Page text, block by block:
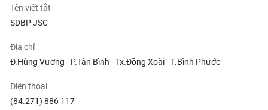
Tên viết tắt
SDBP JSC
Địa chỉ
Đ.Hùng Vương - P.Tân Bình - Tx.Đồng Xoài - T.Bình Phước
Điện thoại
(84.271) 886 117
chứng
(-)
Tất cả
Lãnh
đạo
(-)